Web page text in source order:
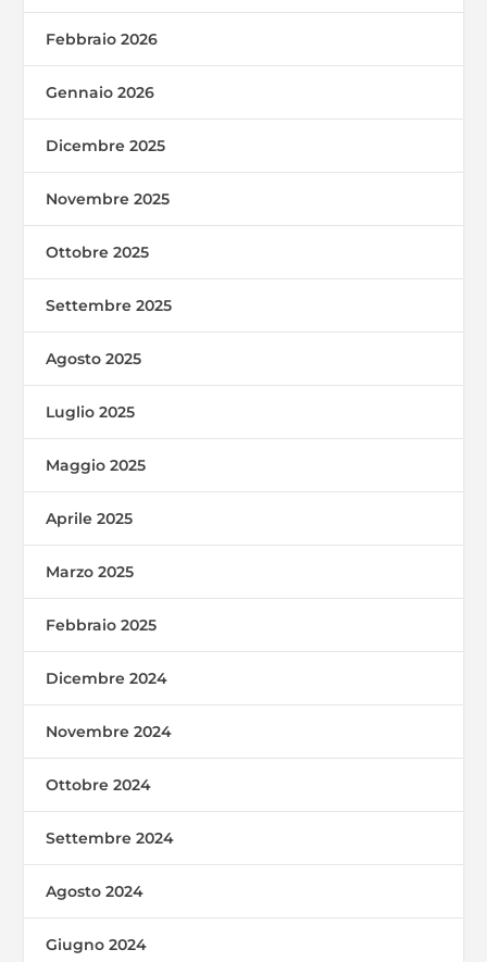
Febbraio 2026
Gennaio 2026
Dicembre 2025
Novembre 2025
Ottobre 2025
Settembre 2025
Agosto 2025
Luglio 2025
Maggio 2025
Aprile 2025
Marzo 2025
Febbraio 2025
Dicembre 2024
Novembre 2024
Ottobre 2024
Settembre 2024
Agosto 2024
Giugno 2024